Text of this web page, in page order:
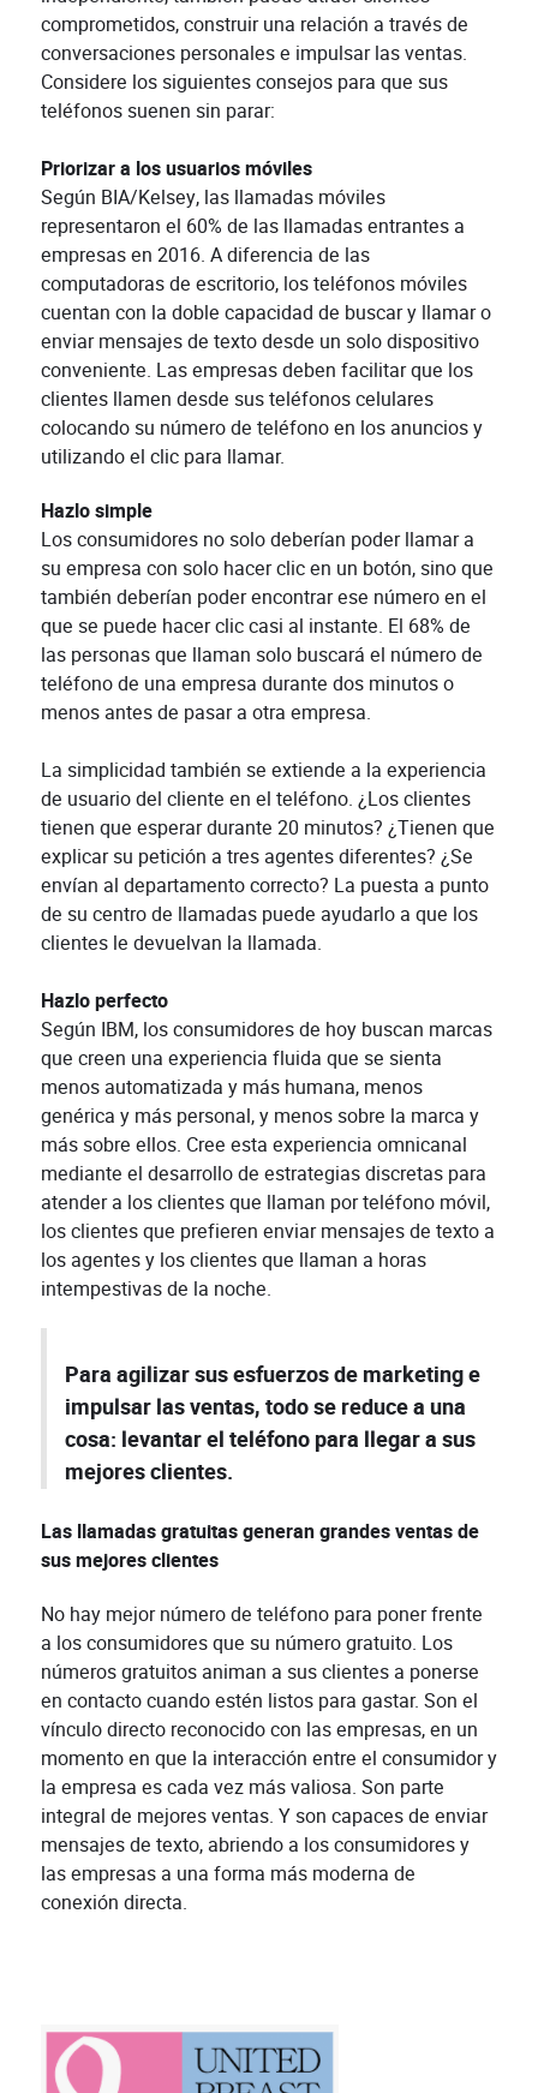
comprometidos, construir una relación a través de
conversaciones personales e impulsar las ventas.
Considere los siguientes consejos para que sus
teléfonos suenen sin parar:
Priorizar a los usuarios móviles
Según BIA/Kelsey, las llamadas móviles
representaron el 60% de las llamadas entrantes a
empresas en 2016. A diferencia de las
computadoras de escritorio, los teléfonos móviles
cuentan con la doble capacidad de buscar y llamar o
enviar mensajes de texto desde un solo dispositivo
conveniente. Las empresas deben facilitar que los
clientes llamen desde sus teléfonos celulares
colocando su número de teléfono en los anuncios y
utilizando el clic para llamar.
Hazlo simple
Los consumidores no solo deberían poder llamar a
su empresa con solo hacer clic en un botón, sino que
también deberían poder encontrar ese número en el
que se puede hacer clic casi al instante. El 68% de
las personas que llaman solo buscará el número de
teléfono de una empresa durante dos minutos o
menos antes de pasar a otra empresa.
La simplicidad también se extiende a la experiencia
de usuario del cliente en el teléfono. ¿Los clientes
tienen que esperar durante 20 minutos? ¿Tienen que
explicar su petición a tres agentes diferentes? ¿Se
envían al departamento correcto? La puesta a punto
de su centro de llamadas puede ayudarlo a que los
clientes le devuelvan la llamada.
Hazlo perfecto
Según IBM, los consumidores de hoy buscan marcas
que creen una experiencia fluida que se sienta
menos automatizada y más humana, menos
genérica y más personal, y menos sobre la marca y
más sobre ellos. Cree esta experiencia omnicanal
mediante el desarrollo de estrategias discretas para
atender a los clientes que llaman por teléfono móvil,
los clientes que prefieren enviar mensajes de texto a
los agentes y los clientes que llaman a horas
intempestivas de la noche.
Para agilizar sus esfuerzos de marketing e
impulsar las ventas, todo se reduce a una
cosa: levantar el teléfono para llegar a sus
mejores clientes.
Las llamadas gratuitas generan grandes ventas de
sus mejores clientes
No hay mejor número de teléfono para poner frente
a los consumidores que su número gratuito. Los
números gratuitos animan a sus clientes a ponerse
en contacto cuando estén listos para gastar. Son el
vínculo directo reconocido con las empresas, en un
momento en que la interacción entre el consumidor y
la empresa es cada vez más valiosa. Son parte
integral de mejores ventas. Y son capaces de enviar
mensajes de texto, abriendo a los consumidores y
las empresas a una forma más moderna de
conexión directa.